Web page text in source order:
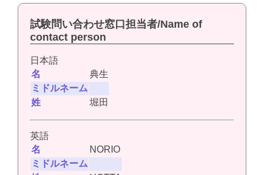
試験問い合わせ窓口担当者/Name of
contact person
日本語
名
典生
ミドルネーム
姓
堀田
英語
名
NORIO
ミドルネーム